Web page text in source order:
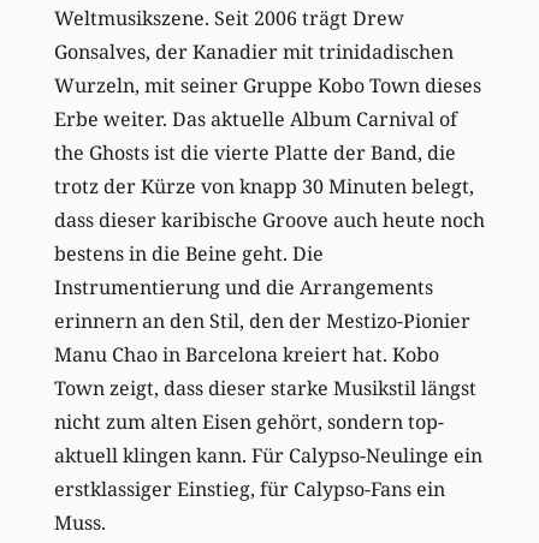
Weltmusikszene. Seit 2006 trägt Drew
Gonsalves, der Kanadier mit trinidadischen
Wurzeln, mit seiner Gruppe Kobo Town dieses
Erbe weiter. Das aktuelle Album Carnival of
the Ghosts ist die vierte Platte der Band, die
trotz der Kürze von knapp 30 Minuten belegt,
dass dieser karibische Groove auch heute noch
bestens in die Beine geht. Die
Instrumentierung und die Arrangements
erinnern an den Stil, den der Mestizo-Pionier
Manu Chao in Barcelona kreiert hat. Kobo
Town zeigt, dass dieser starke Musikstil längst
nicht zum alten Eisen gehört, sondern top-
aktuell klingen kann. Für Calypso-Neulinge ein
erstklassiger Einstieg, für Calypso-Fans ein
Muss.